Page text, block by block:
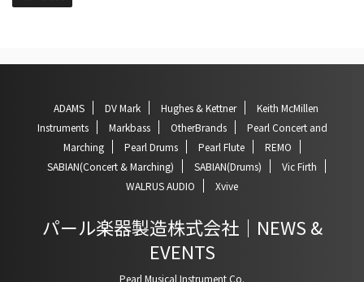
ADAMS DV Mark Hughes & Kettner
Keith McMillen
Instruments
Markbass OtherBrands
Pearl Concert and
Marching
Pearl Drums Pearl Flute
REMO
SABIAN(Concert & Marching)
SABIAN(Drums)
Vic Firth
WALRUS AUDIO
Xvive
パール楽器製造株式会社｜NEWS &
EVENTS
Pearl Musical Instrument Co.